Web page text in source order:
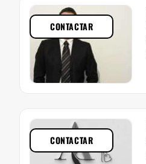
CONTACTAR
CONTACTAR